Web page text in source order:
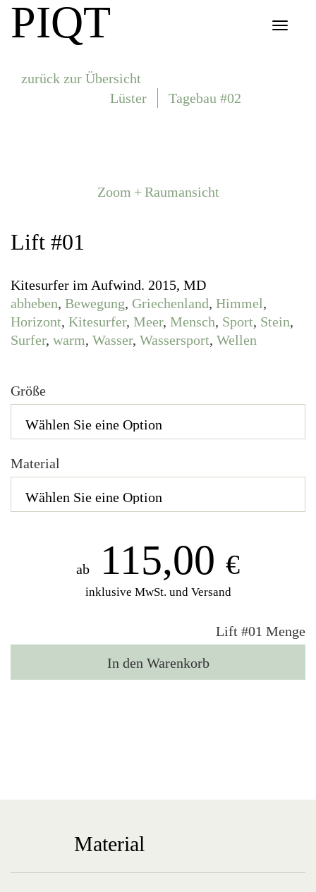
Toggle
PIQT
zurück zur Übersicht
Lüster
Tagebau #02
Zoom + Raumansicht
Lift #01
Kitesurfer im Aufwind. 2015, MD
abheben, Bewegung, Griechenland, Himmel,
Horizont, Kitesurfer, Meer, Mensch, Sport, Stein,
Surfer, warm, Wasser, Wassersport, Wellen
Größe
Material
ab 115,00 €
inklusive MwSt. und Versand
Lift #01 Menge
In den Warenkorb
Material